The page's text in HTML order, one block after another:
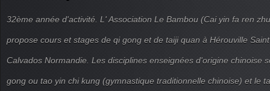
32ème année d'activité. L' Association Le Bambou (Cai yin fa ren
propose cours et stages de qi gong et de taiji quan à Hérouville
Calvados Normandie. Les disciplines enseignées d'origine chinoise
gong ou tao yin chi kung (gymnastique traditionnelle chinoise) et le